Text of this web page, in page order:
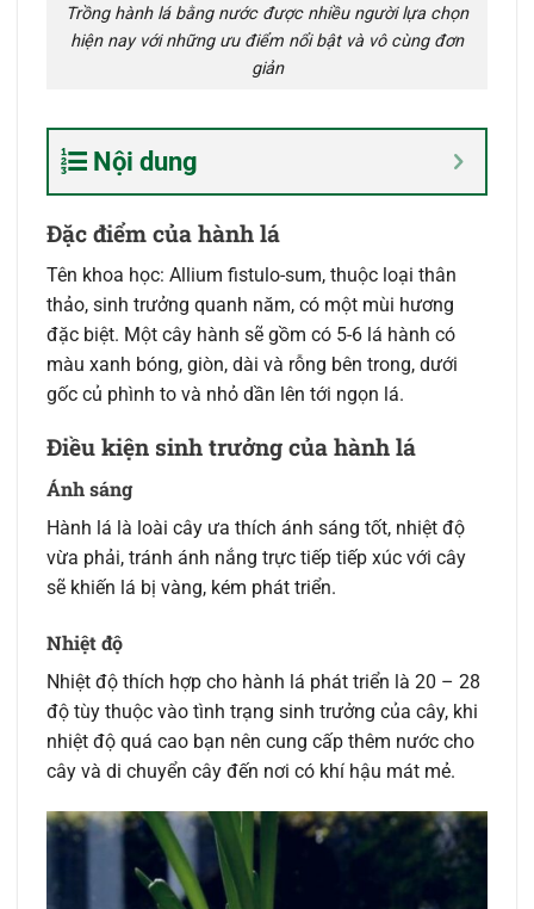
Trồng hành lá bằng nước được nhiều người lựa chọn
hiện nay với những ưu điểm nổi bật và vô cùng đơn
giản
Nội dung
Đặc điểm của hành lá
Tên khoa học: Allium fistulo-sum, thuộc loại thân
thảo, sinh trưởng quanh năm, có một mùi hương
đặc biệt. Một cây hành sẽ gồm có 5-6 lá hành có
màu xanh bóng, giòn, dài và rỗng bên trong, dưới
gốc củ phình to và nhỏ dần lên tới ngọn lá.
Điều kiện sinh trưởng của hành lá
Ánh sáng
Hành lá là loài cây ưa thích ánh sáng tốt, nhiệt độ
vừa phải, tránh ánh nắng trực tiếp tiếp xúc với cây
sẽ khiến lá bị vàng, kém phát triển.
Nhiệt độ
Nhiệt độ thích hợp cho hành lá phát triển là 20 – 28
độ tùy thuộc vào tình trạng sinh trưởng của cây, khi
nhiệt độ quá cao bạn nên cung cấp thêm nước cho
cây và di chuyển cây đến nơi có khí hậu mát mẻ.